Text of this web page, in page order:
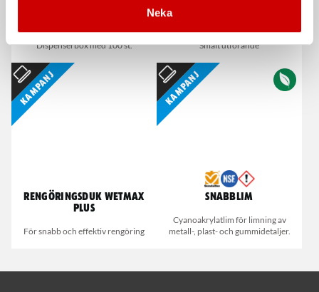
Neka
Dispenserbox med 100 st. Smalt utförande
Kampanj
Rengöringsduk Wetmax
Plus
För snabb och effektiv rengöring
Kampanj
Snabblim
Cyanoakrylatlim för limning av
metall-, plast- och gummidetaljer.